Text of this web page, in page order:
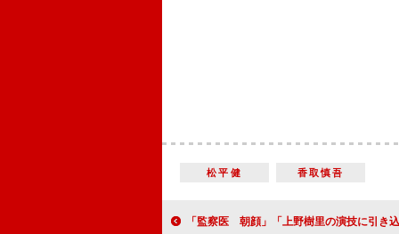
松平健 香取慎吾
「監察医 朝顔」「上野樹里の演技に引き込まれる」 “父”時任三郎の行動に